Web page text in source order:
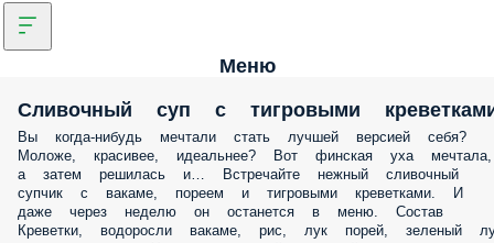
Меню
Сливочный суп с тигровыми
креветками
Вы когда-нибудь мечтали стать лучшей версией себя? Моложе,
красивее, идеальнее? Вот финская уха мечтала, а затем решилась и…
Встречайте нежный сливочный супчик с вакаме, пореем и
креветками. И даже через неделю он останется в меню. Состав